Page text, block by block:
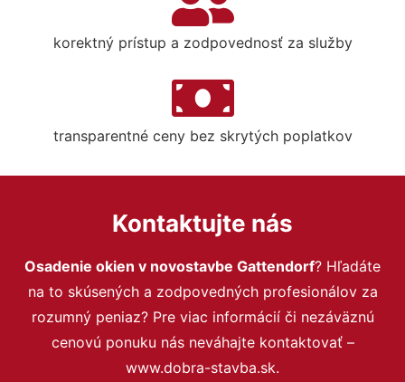
korektný prístup a zodpovednosť za služby
transparentné ceny bez skrytých poplatkov
Kontaktujte nás
Osadenie okien v novostavbe Gattendorf? Hľadáte
na to skúsených a zodpovedných profesionálov za
rozumný peniaz? Pre viac informácií či nezáväznú
cenovú ponuku nás neváhajte kontaktovať –
www.dobra-stavba.sk.